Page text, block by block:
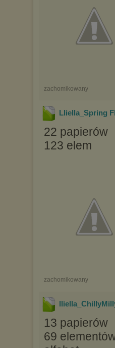
zachomikowany
Lliella_Spring
22 papierów
123 elem
zachomikowany
13 papierów
69